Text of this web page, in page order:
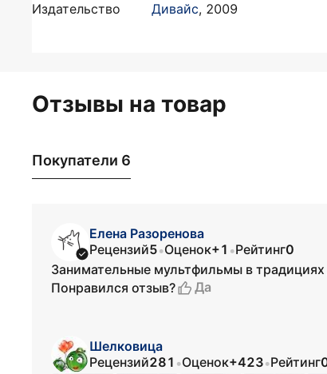
Издательство
Дивайс, 2009
Отзывы на товар
Покупатели 6
Елена Разоренова
Рецензий5•Оценок+1 •Рейтинг0
Занимательные мультфильмы в
Понравился отзыв?
Да
Шелковица
Рецензий281 •Оценок+423•Рейтинг